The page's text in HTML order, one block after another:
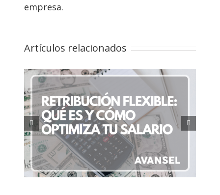
empresa.
Artículos relacionados
Plan de acogida de nuevos
trabajadores: Guía completa